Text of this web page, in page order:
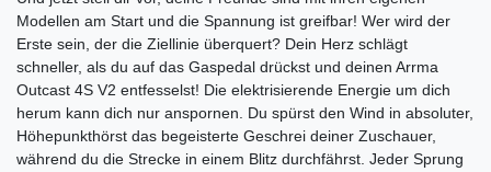
Modellen am Start und die Spannung ist greifbar! Wer wird der
Erste sein, der die Ziellinie überquert? Dein Herz schlägt
schneller, als du auf das Gaspedal drückst und deinen Arrma
Outcast 4S V2 entfesselst! Die elektrisierende Energie um dich
herum kann dich nur anspornen. Du spürst den Wind in absoluter,
Höhepunkthörst das begeisterte Geschrei deiner Zuschauer,
während du die Strecke in einem Blitz durchfährst. Jeder Sprung